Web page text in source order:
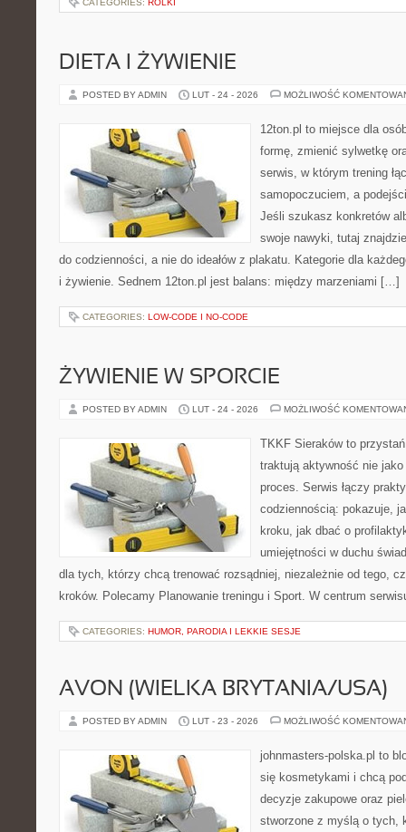
CATEGORIES: ROLKI
DIETA I ŻYWIENIE
POSTED BY ADMIN LUT - 24 - 2026 MOŻLIWOŚĆ
12ton.pl to miejsce dla
formę, zmienić sylwetkę
serwis, w którym trening
samopoczuciem, a
Jeśli szukasz konkretów
swoje nawyki, tutaj
do codzienności, a nie do ideałów z plakatu. Kategorie dla
i żywienie. Sednem 12ton.pl jest balans: między marzeniami […]
CATEGORIES: LOW-CODE I NO-CODE
ŻYWIENIE W SPORCIE
POSTED BY ADMIN LUT - 24 - 2026 MOŻLIWOŚĆ
TKKF Sieraków to
traktują aktywność nie
proces. Serwis łączy
codziennością: pokazuje,
kroku, jak dbać o
umiejętności w duchu
dla tych, którzy chcą trenować rozsądniej, niezależnie od tego,
kroków. Polecamy Planowanie treningu i Sport. W centrum
CATEGORIES: HUMOR, PARODIA I LEKKIE SESJE
AVON (WIELKA BRYTANIA/USA)
POSTED BY ADMIN LUT - 23 - 2026 MOŻLIWOŚĆ
johnmasters-polska.pl to
się kosmetykami i chcą
decyzje zakupowe oraz
stworzone z myślą o tych,